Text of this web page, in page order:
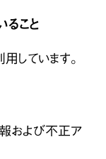
ること
しています。
および不正ア